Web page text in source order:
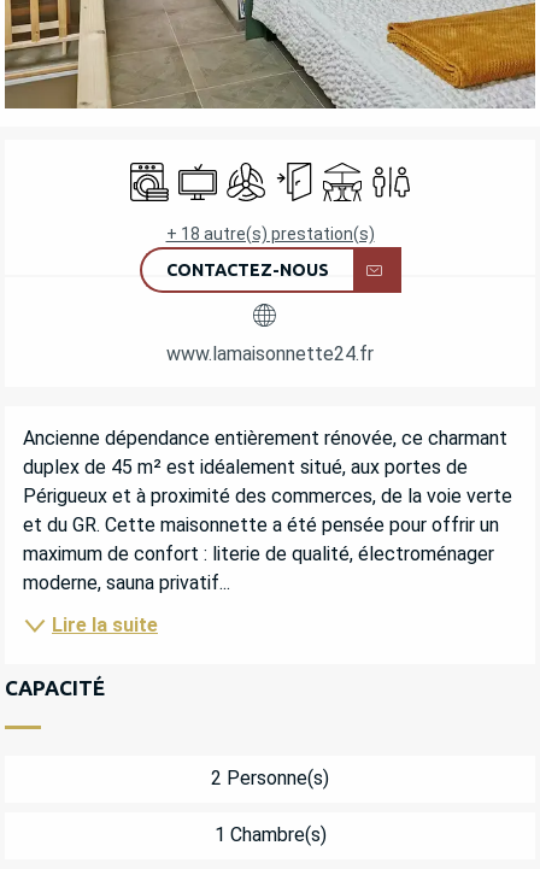
OUVERTURE ET COORDONNÉES
Lave lingeTélévisionAir conditionné
Entrée indépendante
TerrasseToilettes
+ 18 autre(s) prestation(s)
CONTACTEZ-NOUS
www.lamaisonnette24.fr
DESCRIPTION
Ancienne dépendance entièrement rénovée, ce charmant
duplex de 45 m² est idéalement situé, aux portes de
Périgueux et à proximité des commerces, de la voie verte
et du GR. Cette maisonnette a été pensée pour offrir un
maximum de confort : literie de qualité, électroménager
moderne, sauna privatif...
Lire la suite
CAPACITÉ
2 Personne(s)
1 Chambre(s)